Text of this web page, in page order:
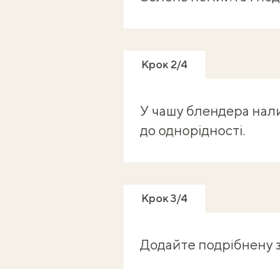
Крок 2/4
У чашу блендера
до однорідності.
Крок 3/4
Додайте подрібнену